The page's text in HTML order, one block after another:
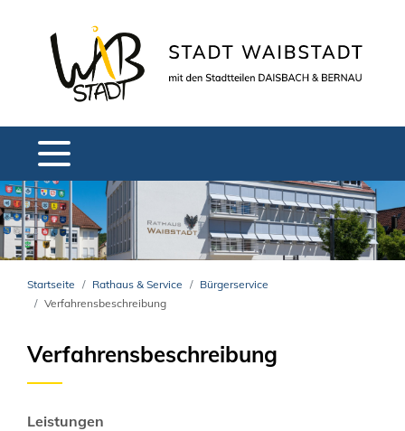
Startseite Rathaus & Service
Bürgerservice
Verfahrensbeschreibung
Verfahrensbeschreibung
Leistungen